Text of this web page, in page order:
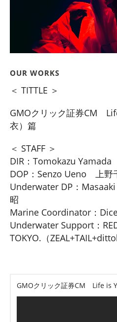
OUR WORKS
＜ TITTLE ＞
GMOクリック証券CM
衣）篇
＜ STAFF ＞
DIR：Tomokazu
DOP：Senzo Ueno 上野
Underwater DP：
昭
Marine Coordinator：
Underwater Support：
TOKYO.（
GMOクリック証券CM Life is